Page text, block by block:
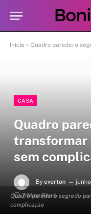
Início » Quadro parede: o
Quadro parede: o segredo
complicação
CASA
Quadro
transformar
sem
By everton
7 Mins Read